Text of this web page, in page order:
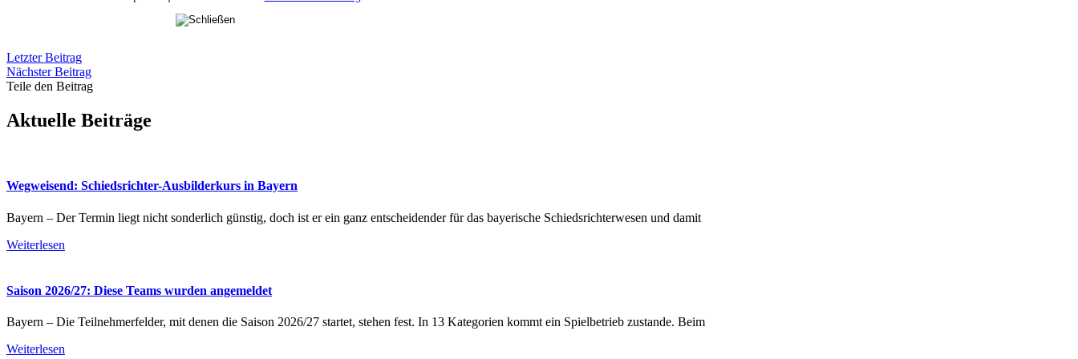
Letzter Beitrag
Nächster Beitrag
Teile den Beitrag
Aktuelle Beiträge
Wegweisend: Schiedsrichter-Ausbilderkurs in Bayern
Bayern – Der Termin liegt nicht sonderlich günstig, doch ist er ein ganz entscheidender für das bayerische Schiedsrichterwesen und damit
Weiterlesen
Saison 2026/27: Diese Teams wurden angemeldet
Bayern – Die Teilnehmerfelder, mit denen die Saison 2026/27 startet, stehen fest. In 13 Kategorien kommt ein Spielbetrieb zustande. Beim
Weiterlesen